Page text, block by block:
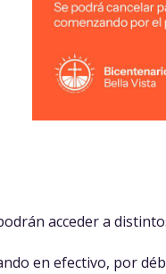
acceder a
en efectivo, por